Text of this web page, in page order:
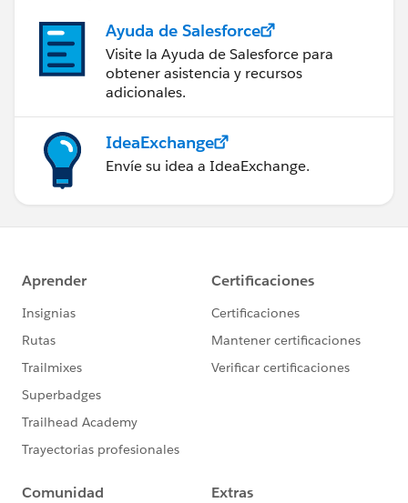
Ayuda de Salesforce
Visite la Ayuda de Salesforce para
obtener asistencia y recursos
adicionales.
IdeaExchange
Envíe su idea a IdeaExchange.